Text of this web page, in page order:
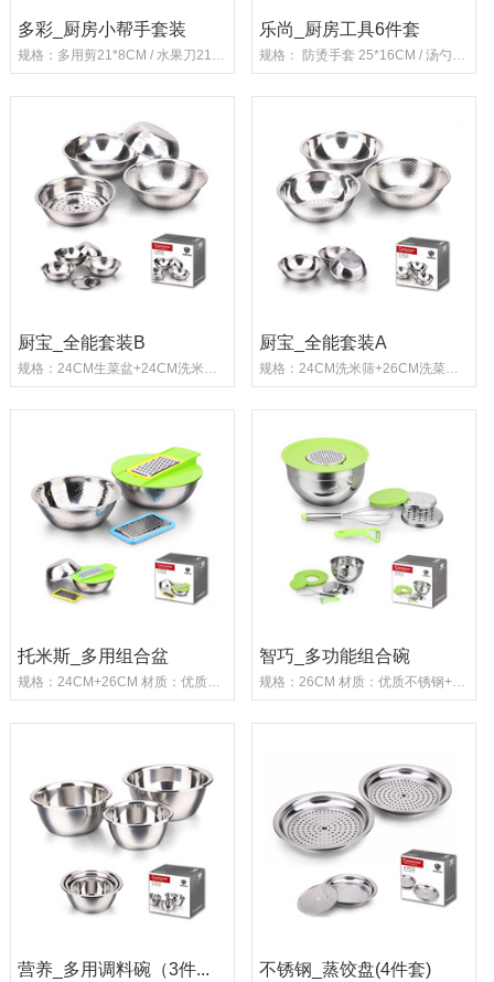
多彩_厨房小帮手套装
规格：多用剪21*8CM / 水果刀21*3CM ...
乐尚_厨房工具6件套
规格： 防烫手套 25*16CM / 汤勺23*6CM ...
厨宝_全能套装B
规格：24CM生菜盆+24CM洗米筛+6CM洗菜盆+28C...
厨宝_全能套装A
规格：24CM洗米筛+26CM洗菜盆+28CM和面盆 ...
托米斯_多用组合盆
规格：24CM+26CM 材质：优质不锈钢+PP塑料 ...
智巧_多功能组合碗
规格：26CM 材质：优质不锈钢+PP塑料 重量：7...
营养_多用调料碗（3件... 不锈钢_蒸饺盘(4件套)